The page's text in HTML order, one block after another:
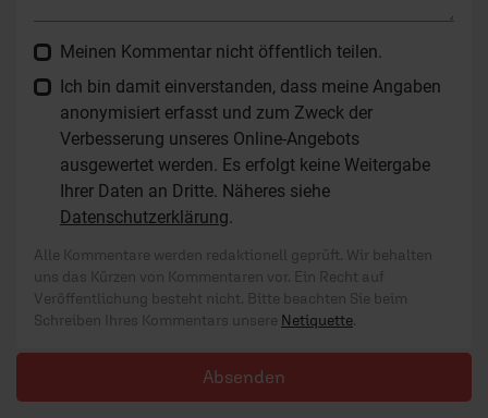
Meinen Kommentar nicht öffentlich teilen.
Ich bin damit einverstanden, dass meine Angaben
anonymisiert erfasst und zum Zweck der
Verbesserung unseres Online-Angebots
ausgewertet werden. Es erfolgt keine Weitergabe
Ihrer Daten an Dritte. Näheres siehe
Datenschutzerklärung.
Alle Kommentare werden redaktionell geprüft. Wir behalten
uns das Kürzen von Kommentaren vor. Ein Recht auf
Veröffentlichung besteht nicht. Bitte beachten Sie beim
Schreiben Ihres Kommentars unsere Netiquette.
Absenden